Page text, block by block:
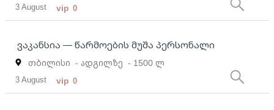
3 August vip 0
ვაკანსია — წარმოების მუშა პერსონალი
თბილისი - ადგილზე - 1500 ლ
3 August vip 0